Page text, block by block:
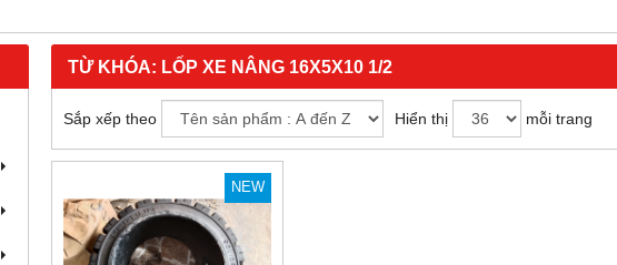
TỪ KHÓA: LỐP XE NÂNG 16X5X10 1/2
Sắp xếp theo Hiển thị mỗi trang
NEW